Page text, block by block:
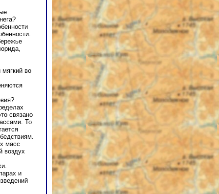
во
связано
То
масс
воздух
и